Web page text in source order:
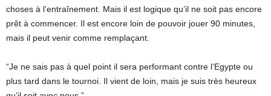
choses à l’entraînement. Mais il est logique qu’il ne soit pas encore
prêt à commencer. Il est encore loin de pouvoir jouer 90 minutes,
mais il peut venir comme remplaçant.
“Je ne sais pas à quel point il sera performant contre l’Egypte ou
plus tard dans le tournoi. Il vient de loin, mais je suis très heureux